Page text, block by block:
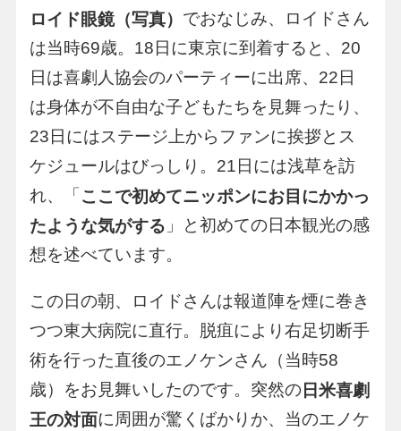
ロイド眼鏡（写真） でおなじみ、ロイドさん
は当時69歳。18日に東京に到着すると、20
日は喜劇人協会のパーティーに出席、22日
は身体が不自由な子どもたちを見舞ったり、
23日にはステージ上からファンに挨拶とス
ケジュールはびっしり。21日には浅草を訪
れ、「 ここで初めてニッポンにお目にかかっ
たような気がする 」と初めての日本観光の感
想を述べています。
この日の朝、ロイドさんは報道陣を煙に巻き
つつ東大病院に直行。脱疽により右足切断手
術を行った直後のエノケンさん（当時58
歳）をお見舞いしたのです。突然の日米喜劇
王の対面に周囲が驚くばかりか、当のエノケ